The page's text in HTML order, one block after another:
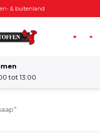
& buitenland
tot 13:00